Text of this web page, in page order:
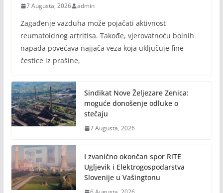
7 Augusta, 2026 admin
Zagađenje vazduha može pojačati aktivnost
reumatoidnog artritisa. Takođe, vjerovatnoću bolnih
napada povećava najjača veza koja uključuje fine
čestice iz prašine,
Sindikat Nove Željezare Zenica:
moguće donošenje odluke o
stečaju
7 Augusta, 2026
I zvanično okončan spor RiTE
Ugljevik i Elektrogospodarstva
Slovenije u Vašingtonu